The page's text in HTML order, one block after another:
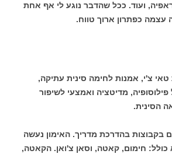
ועוד. ככל שהדבר נוגע לי אף אחת
עצמה כפתרון ארוך טווח.
טאי צ'י, אמנות לחימה סינית עתיקה,
מדיטציה ואמצעי לשיפור
הסינית.
בקבוצות בהדרכת מדריך. האימון נעשה
חימום, קאטה, וסאן צ'ואן. הקאטה,